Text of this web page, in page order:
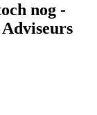
nog -